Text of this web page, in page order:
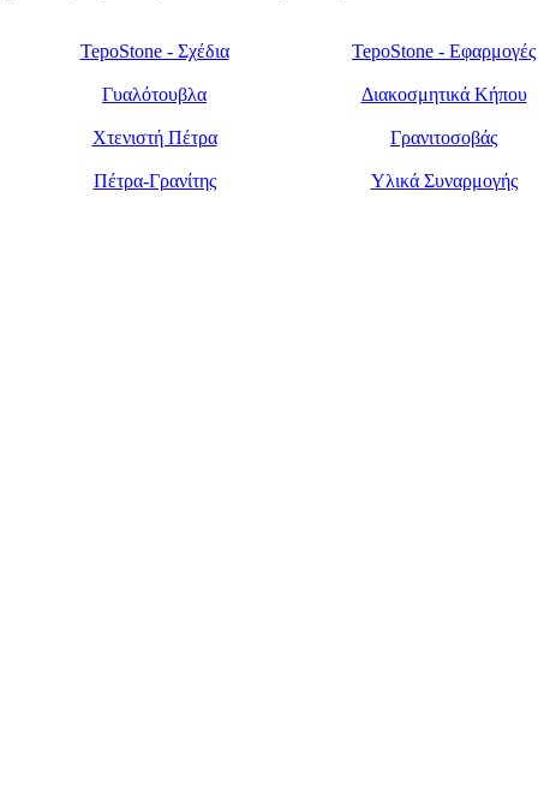
TepoStone - Σχέδια TepoStone - Εφαρμογές
Γυαλότουβλα Διακοσμητικά Κήπου
Χτενιστή Πέτρα Γρανιτοσοβάς
Πέτρα-Γρανίτης Υλικά Συναρμογής